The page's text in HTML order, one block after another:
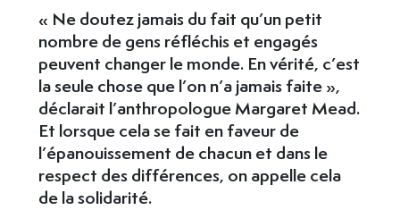
« Ne doutez jamais du fait qu’un petit
nombre de gens réfléchis et engagés
peuvent changer le monde. En vérité, c’est
la seule chose que l’on n’a jamais faite »,
déclarait l’anthropologue Margaret Mead.
Et lorsque cela se fait en faveur de
l’épanouissement de chacun et dans le
respect des différences, on appelle cela
de la solidarité.